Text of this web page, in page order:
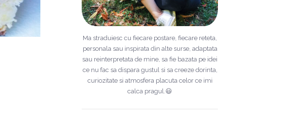
Ma straduiesc cu fiecare postare, fiecare reteta,
personala sau inspirata din alte surse, adaptata
sau reinterpretata de mine, sa fie bazata pe idei
ce nu fac sa dispara gustul si sa creeze dorinta,
curiozitate si atmosfera placuta celor ce imi
calca pragul.😃